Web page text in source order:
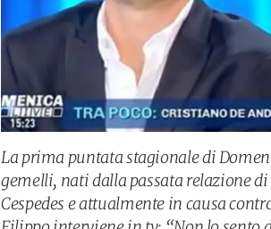
La prima puntata stagionale di
gemelli, nati dalla passata relazione
Cespedes e attualmente in causa